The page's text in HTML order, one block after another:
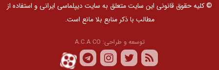
© کلیه حقوق قانونی این سایت متعلق به سایت دیپلماسی ایرانی و استفاده از
مطالب با ذکر منابع بلا مانع است.
توسعه و طراحی: A.C.A CO